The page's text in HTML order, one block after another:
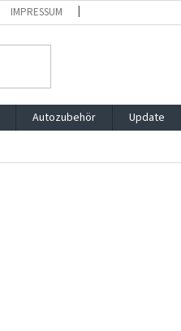
IMPRESSUM
Autozubehör
Update